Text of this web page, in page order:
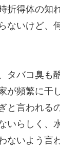
折得体の知
ないけど、
タバコ臭も
が頻繁に干
と言われる
いらしく、
ないよう言